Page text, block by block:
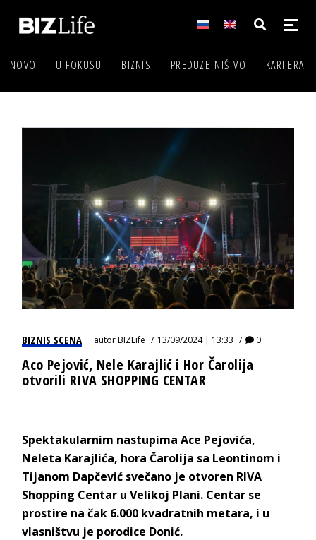
NOVO U FOKUSU BIZNIS PREDUZETNIŠTVO KARIJERA
BIZNIS SCENA autorBIZLife 13/09/2024 | 13:33 0
Aco Pejović, Nele Karajlić i Hor Čarolija
otvorili RIVA SHOPPING CENTAR
Spektakularnim nastupima Ace Pejovića,
Neleta Karajlića, hora Čarolija sa Leontinom i
Tijanom Dapčević svečano je otvoren RIVA
Shopping Centar u Velikoj Plani. Centar se
prostire na čak 6.000 kvadratnih metara, i u
vlasništvu je porodice Donić.